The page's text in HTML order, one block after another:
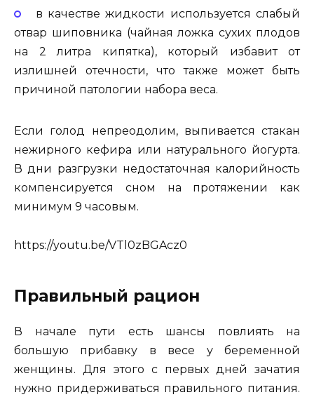
в качестве жидкости используется слабый
отвар шиповника (чайная ложка сухих плодов
на 2 литра кипятка), который избавит от
излишней отечности, что также может быть
причиной патологии набора веса.
Если голод непреодолим, выпивается стакан
нежирного кефира или натурального йогурта.
В дни разгрузки недостаточная калорийность
компенсируется сном на протяжении как
минимум 9 часовым.
https://youtu.be/VTl0zBGAcz0
Правильный рацион
В начале пути есть шансы повлиять на
большую прибавку в весе у беременной
женщины. Для этого с первых дней зачатия
нужно придерживаться правильного питания.